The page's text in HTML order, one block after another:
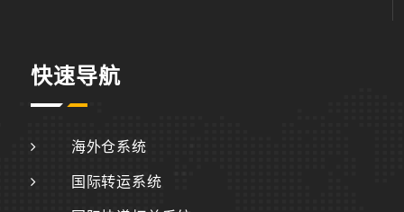
快速导航
海外仓系统
国际转运系统